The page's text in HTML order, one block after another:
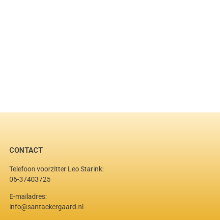
CONTACT
Telefoon voorzitter Leo Starink:
06-37403725
E-mailadres:
info@santackergaard.nl